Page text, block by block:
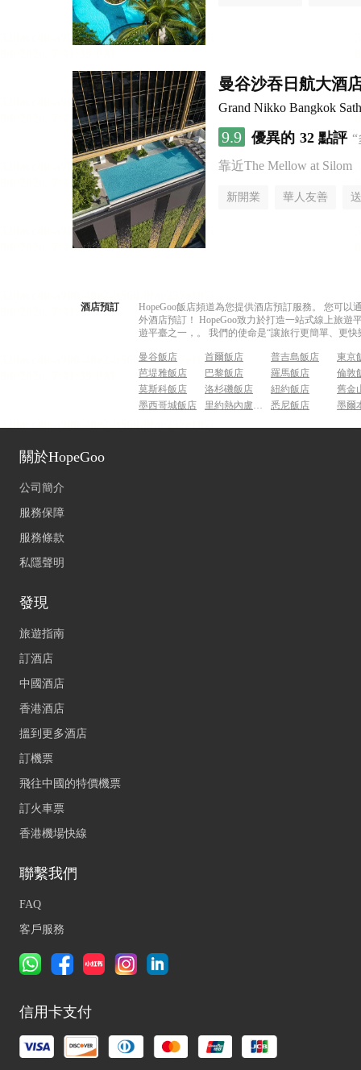
曼谷沙吞日航大酒
Grand Nikko Bangkok
9.9 優異的 32 點評
靠近The Mellow at Silom
新開業 華人友善
酒店預訂
HopeGoo飯店頻道為您提供酒店預訂服務。 您可
外酒店預訂！ HopeGoo致力於打造一站式線上旅
遊平臺之一，。 我們的使命是“讓旅行更簡單、更
曼谷飯店 首爾飯店 普吉島飯店
東京
芭堤雅飯店
巴黎飯店 羅馬飯店
倫敦
莫斯科飯店
洛杉磯飯店 紐約飯店
舊金
墨西哥城飯店
里約熱內盧飯店 悉尼飯店 墨爾
關於HopeGoo
公司簡介
服務保障
服務條款
私隱聲明
發現
旅遊指南
訂酒店
中國酒店
香港酒店
搵到更多酒店
訂機票
飛往中國的特價機票
訂火車票
香港機場快線
聯繫我們
FAQ
客戶服務
信用卡支付